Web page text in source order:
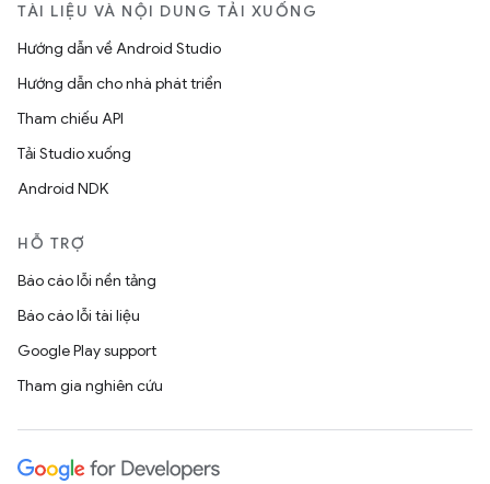
TÀI LIỆU VÀ NỘI DUNG TẢI XUỐNG
Hướng dẫn về Android Studio
Hướng dẫn cho nhà phát triển
Tham chiếu API
Tải Studio xuống
Android NDK
HỖ TRỢ
Báo cáo lỗi nền tảng
Báo cáo lỗi tài liệu
Google Play support
Tham gia nghiên cứu